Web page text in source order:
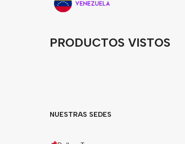
PRODUCTOS VISTOS
NUESTRAS SEDES